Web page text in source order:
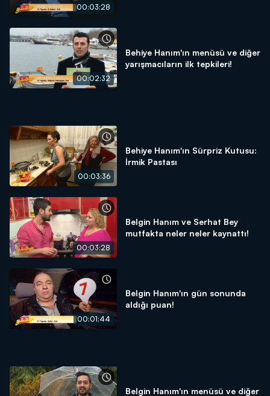
00:03:28
00:02:32
Behiye Hanım'ın menüsü ve diğer
yarışmacıların ilk tepkileri!
00:03:36
Behiye Hanım'ın Sürpriz Kutusu:
İrmik Pastası
00:03:28
Belgin Hanım ve Serhat Bey
mutfakta neler neler kaynattı!
00:01:44
Belgin Hanım'ın gün sonunda
aldığı puan!
Belgin Hanım'ın menüsü ve diğer